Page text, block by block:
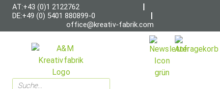
AT:+43 (0)1 2122762
DE:+49 (0) 5401 880899-0
office@kreativ-fabrik.com